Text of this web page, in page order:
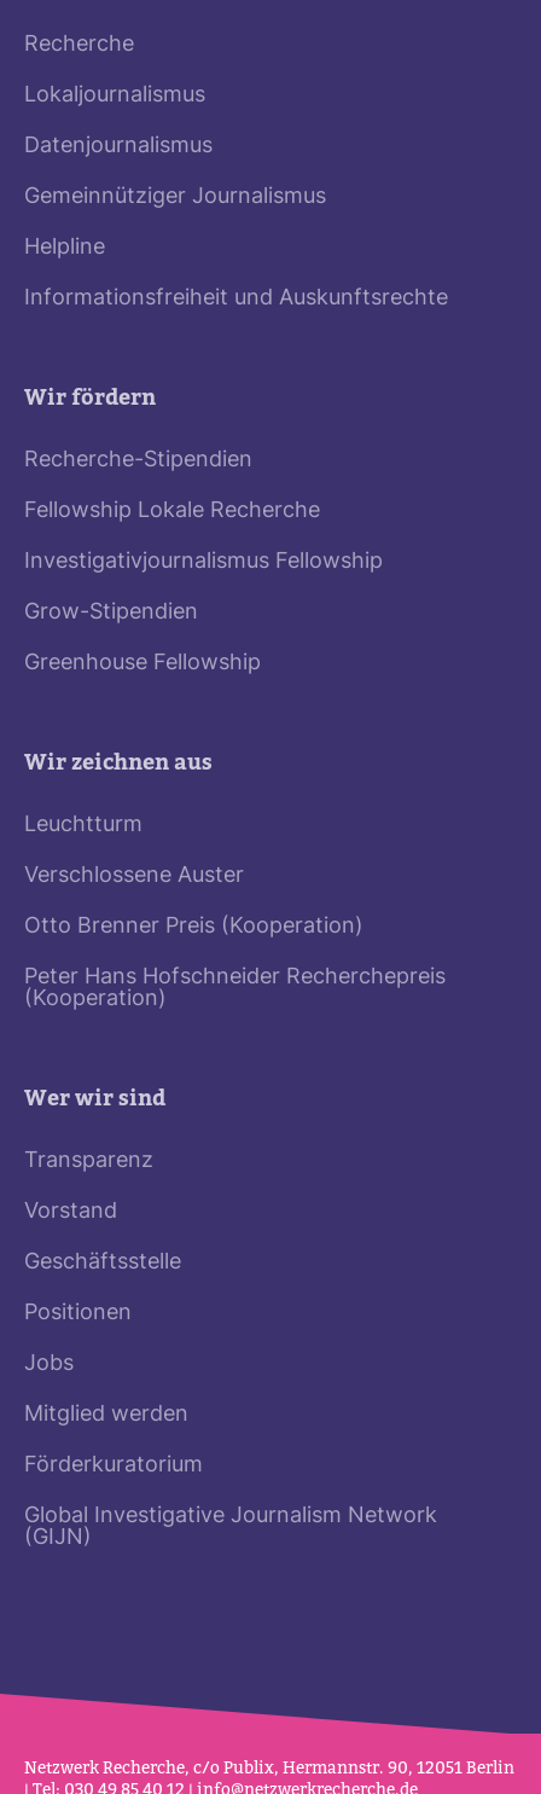
Recherche
Lokaljournalismus
Datenjournalismus
Gemeinnütziger Journalismus
Helpline
Informationsfreiheit und Auskunftsrechte
Wir fördern
Recherche-Stipendien
Fellowship Lokale Recherche
Investigativjournalismus Fellowship
Grow-Stipendien
Greenhouse Fellowship
Wir zeichnen aus
Leuchtturm
Verschlossene Auster
Otto Brenner Preis (Kooperation)
Peter Hans Hofschneider Recherchepreis
(Kooperation)
Wer wir sind
Transparenz
Vorstand
Geschäftsstelle
Positionen
Jobs
Mitglied werden
Förderkuratorium
Global Investigative Journalism Network
(GIJN)
Netz­werk Recherche, c/o Publix, Her­mannstr. 90, 12051 Berlin